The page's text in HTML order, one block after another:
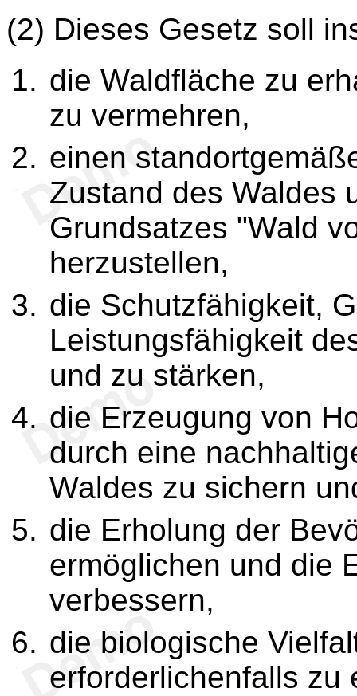
(2) Dieses Gesetz soll
die Waldfläche zu
zu vermehren,
einen
Zustand des Waldes
Grundsatzes "Wald
herzustellen,
die Schutzfähigkeit,
Leistungsfähigkeit
und zu stärken,
die Erzeugung von
durch eine
Waldes zu sichern
die Erholung der
ermöglichen und die
verbessern,
die biologische
erforderlichenfalls zu